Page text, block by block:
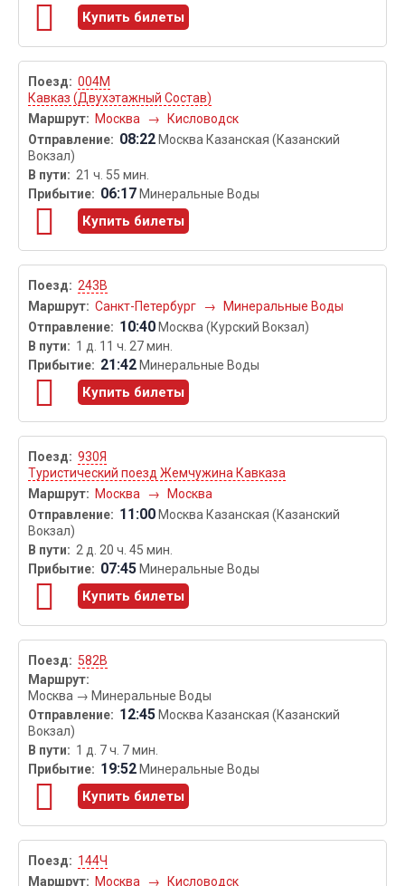
Купить билеты
004М
Кавказ (Двухэтажный Состав)
Москва
→ Кисловодск
08:22 Москва Казанская (Казанский
Вокзал)
21 ч. 55 мин.
06:17 Минеральные Воды
Купить билеты
243В
Санкт-Петербург
→ Минеральные Воды
10:40 Москва (Курский Вокзал)
1 д. 11 ч. 27 мин.
21:42 Минеральные Воды
Купить билеты
930Я
Туристический поезд Жемчужина Кавказа
Москва
→ Москва
11:00 Москва Казанская (Казанский
Вокзал)
2 д. 20 ч. 45 мин.
07:45 Минеральные Воды
Купить билеты
582В
Москва → Минеральные Воды
12:45 Москва Казанская (Казанский
Вокзал)
1 д. 7 ч. 7 мин.
19:52 Минеральные Воды
Купить билеты
144Ч
Москва
→ Кисловодск